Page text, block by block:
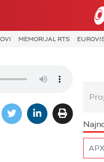
MEMORIJAL RTS